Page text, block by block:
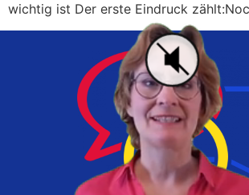
wichtig ist Der erste Eindruck